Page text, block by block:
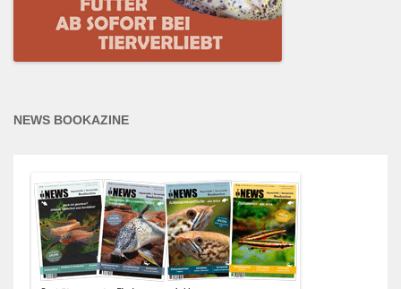
NEWS BOOKAZINE